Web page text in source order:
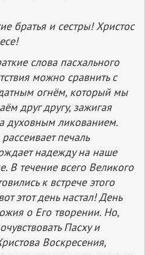
братья и сестры! Христос
слова пасхального
можно сравнить с
огнём, который мы
друг другу, зажигая
духовным ликованием.
печаль
надежду на наше
В течение всего Великого
к встрече этого
этот день настал! День
о Его творении. Но,
Пасху и
Воскресения,